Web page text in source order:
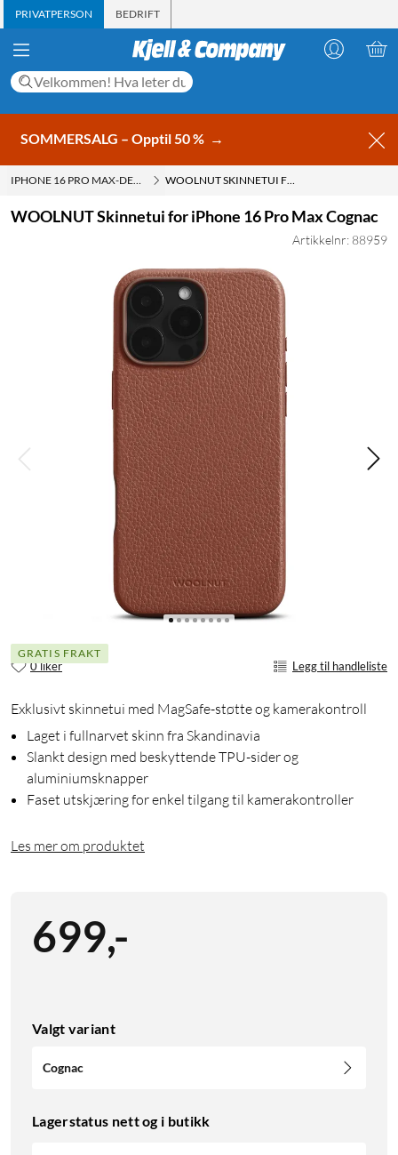
PRIVATPERSON BEDRIFT
SOMMERSALG – Opptil 50 % →
IPHONE 16 PRO MAX-DEKSLER WOOLNUT SKINNETUI FOR IPHONE 16 PRO MAX COGNAC
WOOLNUT Skinnetui for iPhone 16 Pro Max Cognac
Artikkelnr: 88959
GRATIS FRAKT
0 liker Legg til handleliste
Exklusivt skinnetui med MagSafe-støtte og kamerakontroll
Laget i fullnarvet skinn fra Skandinavia
Slankt design med beskyttende TPU-sider og
aluminiumsknapper
Faset utskjæring for enkel tilgang til kamerakontroller
Les mer om produktet
699,-
Valgt variant
Cognac
Lagerstatus nett og i butikk